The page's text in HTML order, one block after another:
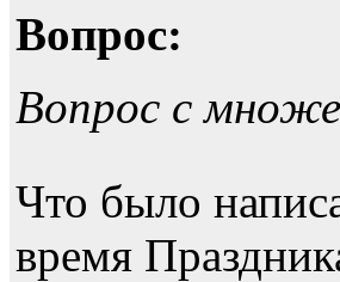
Вопрос:
Вопрос с
Что было
время